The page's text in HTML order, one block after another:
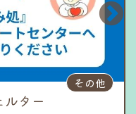
その他
ルター